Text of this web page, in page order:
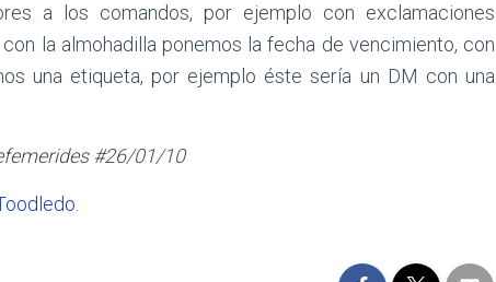
a los comandos, por ejemplo con exclamaciones
la almohadilla ponemos la fecha de vencimiento, con
una etiqueta, por ejemplo éste sería un DM con una
#26/01/10